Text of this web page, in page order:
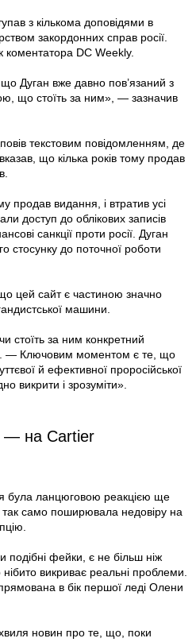
з кількома доповідями в
закордонних справ росії.
коментатора DC Weekly.
Дуган вже давно пов’язаний з
що стоїть за ним», — зазначив
текстовим повідомленням, де
що кілька років тому продав
продав видання, і втратив усі
доступ до облікових записів
санкції проти росії. Дуган
стосунку до поточної роботи
цей сайт є частиною значно
машини.
стоїть за ним конкретний
— Ключовим моментом є те, що
й ефективної проросійської
викрити і зрозуміти».
— на Cartier
була ланцюговою реакцією ще
так само поширювала недовіру на
подібні фейки, є не більш ніж
викриває реальні проблеми.
в бік першої леді Олени
новин про те, що, поки